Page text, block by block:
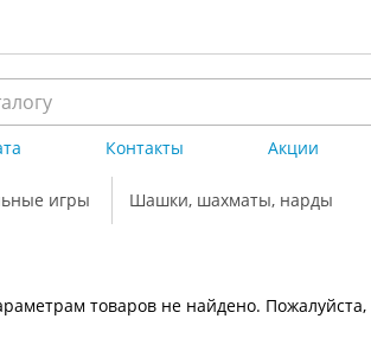
Контакты Акции
игры Шашки, шахматы, нарды
товаров не найдено. Пожалуйста,